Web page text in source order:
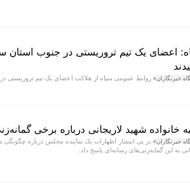
اعضای یک تیم تروریستی در جنوب استان
خبرنگاران» روابط عمومی سپاه از هلاکت اعضای یک تیم تروریستی
خانواده شهید لاریجانی درباره برخی
خبرنگاران» در پی انتشار اظهارات یک نماینده مجلس درباره چگونگی
به این گمانه‌زنی‌های رسانه‌ای پاسخ داد.